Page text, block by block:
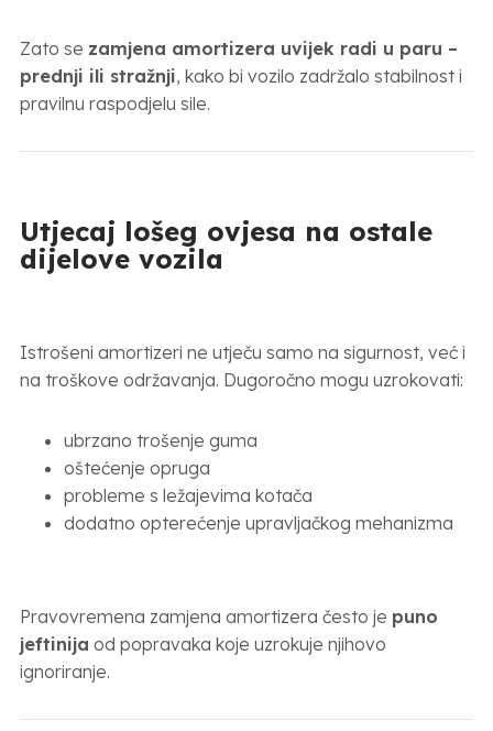
Zato se zamjena amortizera uvijek radi u paru –
prednji ili stražnji, kako bi vozilo zadržalo stabilnost i
pravilnu raspodjelu sile.
Utjecaj lošeg ovjesa na ostale
dijelove vozila
Istrošeni amortizeri ne utječu samo na sigurnost, već i
na troškove održavanja. Dugoročno mogu uzrokovati:
ubrzano trošenje guma
oštećenje opruga
probleme s ležajevima kotača
dodatno opterećenje upravljačkog mehanizma
Pravovremena zamjena amortizera često je puno
jeftinija od popravaka koje uzrokuje njihovo
ignoriranje.